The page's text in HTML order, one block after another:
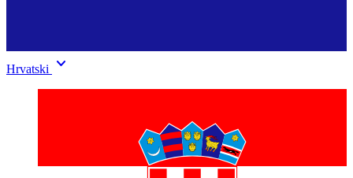
Hrvatski keyboard_arrow_down